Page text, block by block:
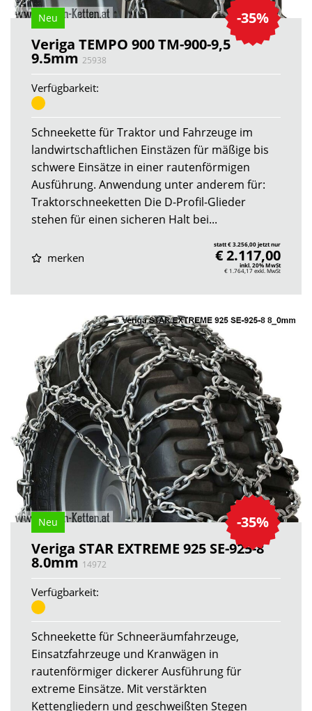
-35%
Neu
Veriga TEMPO 900 TM-900-9,5
9.5mm 25938
Verfügbarkeit:
Schneekette für Traktor und Fahrzeuge im
landwirtschaftlichen Einstäzen für mäßige bis
schwere Einsätze in einer rautenförmigen
Ausführung. Anwendung unter anderem für:
Traktorschneeketten Die D-Profil-Glieder
stehen für einen sicheren Halt bei...
merken
statt € 3.256,00 jetzt nur
€ 2.117,00
inkl. 20% MwSt
€ 1.764,17exkl. MwSt
-35%
Neu
Veriga STAR EXTREME 925 SE-925-8
8.0mm 14972
Verfügbarkeit:
Schneekette für Schneeräumfahrzeuge,
Einsatzfahrzeuge und Kranwägen in
rautenförmiger dickerer Ausführung für
extreme Einsätze. Mit verstärkten
Kettengliedern und geschweißten Stegen